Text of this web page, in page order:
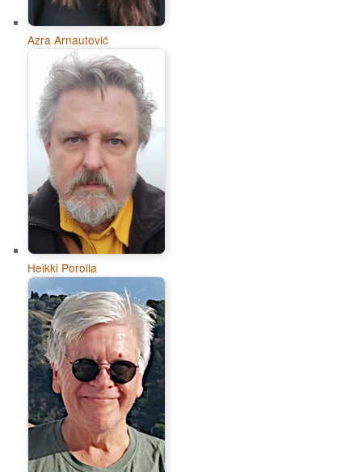
Azra Arnautović
Heikki Poroila